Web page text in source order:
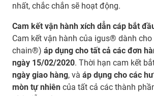
nhất, chắc chắn sẽ hoạt động.
Cam kết vận hành xích dẫn cáp bắt
Cam kết vận hành của igus® dành cho
chain®) áp dụng cho tất cả các đơn
ngày 15/02/2020. Thời hạn cam kết
ngày giao hàng, và áp dụng cho các
mòn tự nhiên của tất cả các thành